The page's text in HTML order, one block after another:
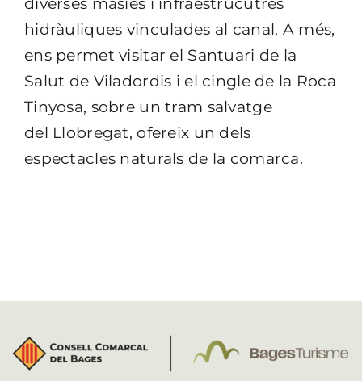
hidràuliques vinculades al canal. A més,
ens permet visitar el Santuari de la
Salut de Viladordis i el cingle de la Roca
Tinyosa, sobre un tram salvatge
del Llobregat, ofereix un dels
espectacles naturals de la comarca.